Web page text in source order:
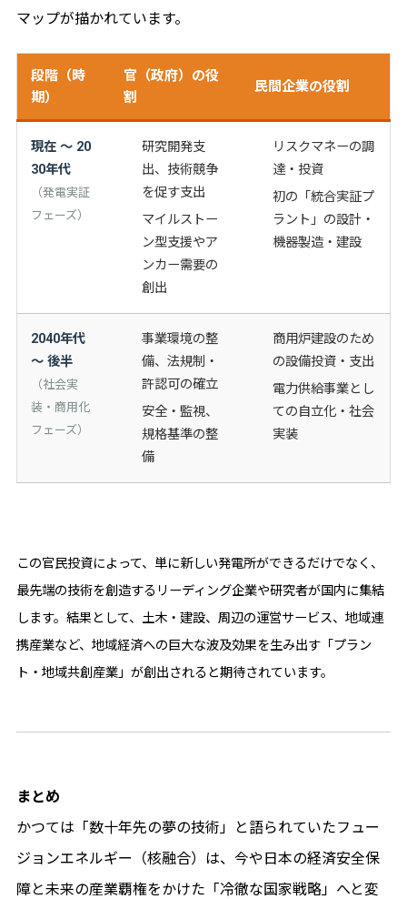
マップが描かれています。
段階（時
期）
官（政府）の役
割
民間企業の役割
現在 〜 20
30年代
（発電実証
フェーズ）
研究開発支
出、技術競争
を促す支出
マイルストー
ン型支援やア
ンカー需要の
創出
リスクマネーの調
達・投資
初の「統合実証プ
ラント」の設計・
機器製造・建設
2040年代
〜 後半
（社会実
装・商用化
フェーズ）
事業環境の整
備、法規制・
許認可の確立
安全・監視、
規格基準の整
備
商用炉建設のため
の設備投資・支出
電力供給事業とし
ての自立化・社会
実装
この官民投資によって、単に新しい発電所ができるだけでなく、
最先端の技術を創造するリーディング企業や研究者が国内に集結
します。結果として、土木・建設、周辺の運営サービス、地域連
携産業など、地域経済への巨大な波及効果を生み出す「プラン
ト・地域共創産業」が創出されると期待されています。
まとめ
かつては「数十年先の夢の技術」と語られていたフュー
ジョンエネルギー（核融合）は、今や日本の経済安全保
障と未来の産業覇権をかけた「冷徹な国家戦略」へと変